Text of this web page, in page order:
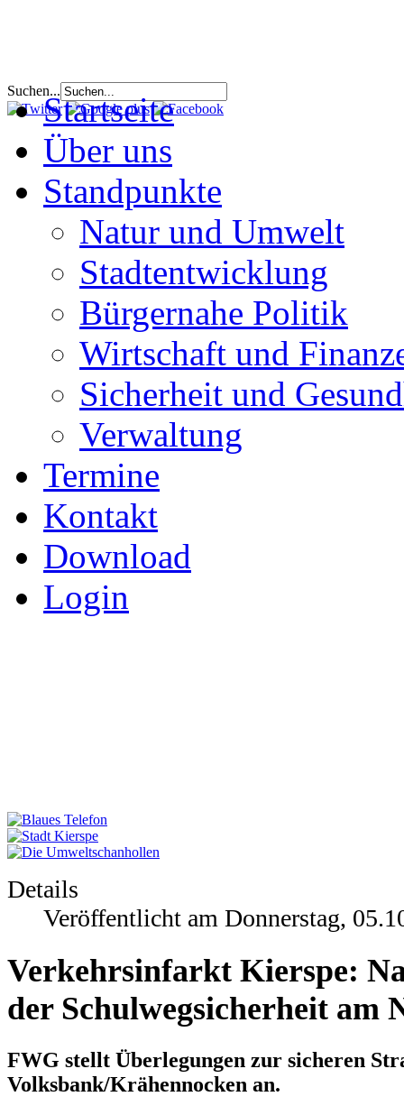
Suchen...Startseite
Über uns
Standpunkte
Natur und Umwelt
Stadtentwicklung
Bürgernahe Politik
Wirtschaft und
Sicherheit und
Verwaltung
Termine
Kontakt
Download
Login
Details
Veröffentlicht am Donnerstag,
Verkehrsinfarkt Kierspe:
der Schulwegsicherheit am
FWG stellt Überlegungen zur sicheren
Volksbank/Krähennocken an.